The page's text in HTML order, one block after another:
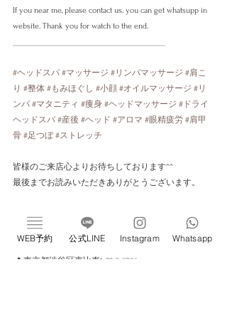
If you near me, please contact us. you can get whatsupp in
website. Thank you for watch to the end.
#ヘッドスパ #マッサージ #リンパマッサージ #肩こ
り #整体 #もみほぐし #小顔 #オイルマッサージ #リ
ンパ #マタニティ #痩身 #ヘッドマッサージ #ドライ
ヘッドスパ #産後 #ヘッド #アロマ #眼精疲労 #肩甲
骨 #足つぼ #ストレッチ
皆様のご来店心よりお待ちしております^^
最後までお読みいただきありがとうございます。
新感覚ドライヘッドスパ専門店 ivy恵比寿
完全個室／プライベートサロン／睡眠改善サロン
📍 東京都渋谷区恵比寿1-22-3 #706
WEB予約 公式LINE Instagram Whatsapp